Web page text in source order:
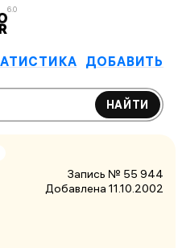
6.0
ДОБАВИТЬ
НАЙТИ
Запись № 55 944
Добавлена 11.10.2002